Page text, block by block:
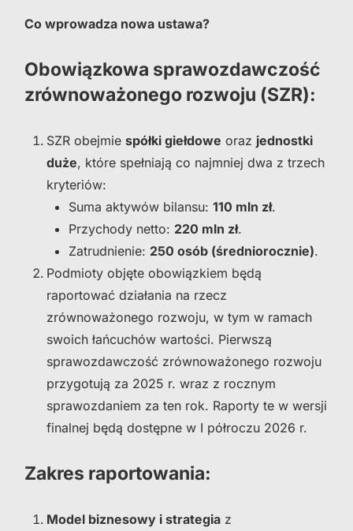
Co wprowadza nowa ustawa?
Obowiązkowa sprawozdawczość
zrównoważonego rozwoju (SZR):
SZR obejmie spółki giełdowe oraz jednostki
duże, które spełniają co najmniej dwa z trzech
kryteriów:
Suma aktywów bilansu: 110 mln zł.
Przychody netto: 220 mln zł.
Zatrudnienie: 250 osób (średniorocznie).
Podmioty objęte obowiązkiem będą
raportować działania na rzecz
zrównoważonego rozwoju, w tym w ramach
swoich łańcuchów wartości. Pierwszą
sprawozdawczość zrównoważonego rozwoju
przygotują za 2025 r. wraz z rocznym
sprawozdaniem za ten rok. Raporty te w wersji
finalnej będą dostępne w I półroczu 2026 r.
Zakres raportowania:
Model biznesowy i strategia z